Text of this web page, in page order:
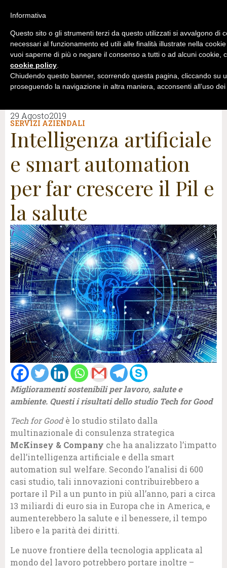
29 Agosto2019
SERVIZI AZIENDALI
Intelligenza artificiale
e smart automation
per far crescere il Pil e
la salute
Miglioramenti sostenibili per lavoro, salute e
ambiente. Questi i risultati dello studio Tech for Good
Tech for Goodè lo studio stilato dalla
multinazionale di consulenza strategica
McKinsey & Company che ha analizzato l’impatto
dell’intelligenza artificiale e della smart
automation sul welfare. Secondo l’analisi di 600
casi studio, tali innovazioni contribuirebbero a
portare il Pil a un punto in più all’anno, pari a circa
13 miliardi di euro sia in Europa che in America, e
aumenterebbero la salute e il benessere, il tempo
libero e la parità dei diritti.
Le nuove frontiere della tecnologia applicata al
mondo del lavoro potrebbero portare inoltre –
Informativa
Questo sito o gli strumenti terzi da questo utilizzati si avvalgono di
necessari al funzionamento ed utili alle finalità illustrate nella
vuoi saperne di più o negare il consenso a tutti o ad alcuni cookie,
cookie policy.
Chiudendo questo banner, scorrendo questa pagina, cliccando su
proseguendo la navigazione in altra maniera, acconsenti all’uso